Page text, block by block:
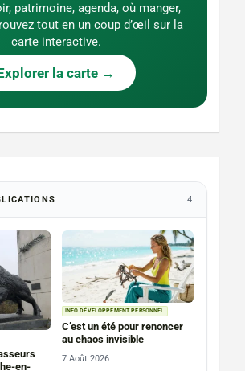
patrimoine, agenda, où manger,
tout en un coup d’œil sur la
carte interactive.
la carte →
4
en-
INFO DÉVELOPPEMENT PERSONNEL
C’est un été pour renoncer
au chaos invisible
7 Août 2026